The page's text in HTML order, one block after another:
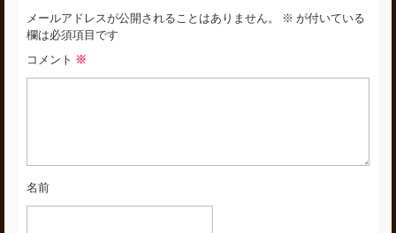
メールアドレスが公開されることはありません。 ※ が付いている
欄は必須項目です
コメント ※
名前